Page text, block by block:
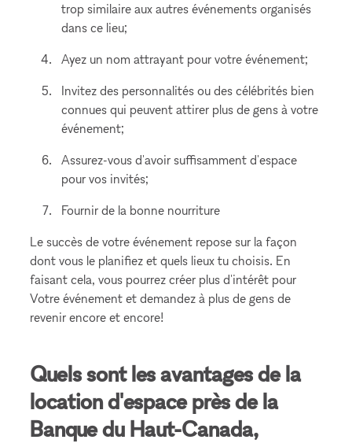
trop similaire aux autres événements organisés
dans ce lieu;
Ayez un nom attrayant pour votre événement;
Invitez des personnalités ou des célébrités bien
connues qui peuvent attirer plus de gens à votre
événement;
Assurez-vous d'avoir suffisamment d'espace
pour vos invités;
Fournir de la bonne nourriture
Le succès de votre événement repose sur la façon
dont vous le planifiez et quels lieux tu choisis. En
faisant cela, vous pourrez créer plus d'intérêt pour
Votre événement et demandez à plus de gens de
revenir encore et encore!
Quels sont les avantages de la
location d'espace près de la
Banque du Haut-Canada,